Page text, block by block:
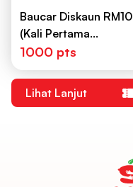
Baucar Diskaun RM10
(Kali Pertama
Digunakan)
1000 pts
Lihat Lanjut